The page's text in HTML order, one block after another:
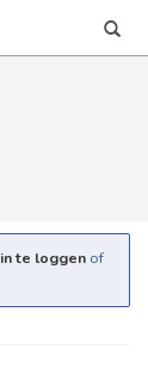
in te loggen of